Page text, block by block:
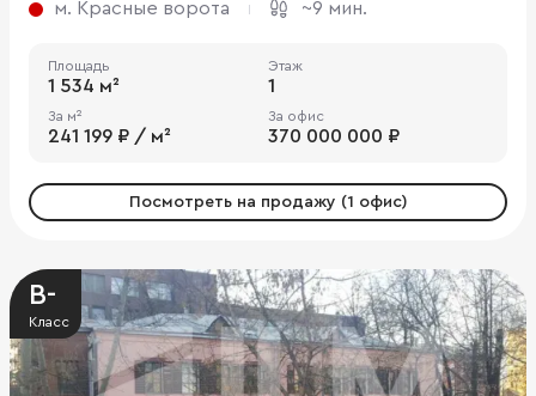
м. Красные ворота ~9 мин.
Площадь
1 534 м²
Этаж
1
За м²
241 199 ₽ / м²
За офис
370 000 000 ₽
Посмотреть на продажу (1 офис)
B-
Класс